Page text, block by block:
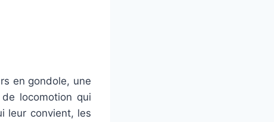
en gondole, une
locomotion qui
leur convient, les